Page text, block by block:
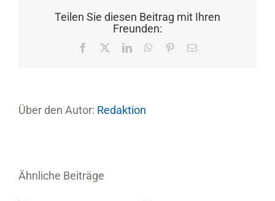
Teilen Sie diesen Beitrag mit Ihren
Freunden:
Facebook LinkedInWhatsApp
Pinterest
E-
Über den Autor: Redaktion
Ähnliche Beiträge